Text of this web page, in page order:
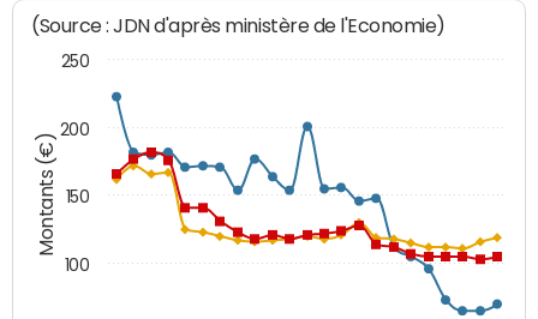
Montants (€)
(Source : JDN d'après ministère de l'Economie)
100
150
200
250